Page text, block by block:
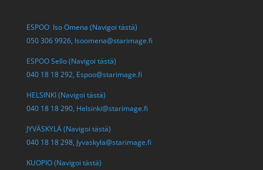
ESPOO Iso Omena (Navigoi tästä)
050 306 9926, Isoomena@starimage.fi
ESPOO Sello (Navigoi tästä)
040 18 18 292, Espoo@starimage.fi
HELSINKI (Navigoi tästä)
040 18 18 290, Helsinki@starimage.fi
JYVÄSKYLÄ (Navigoi tästä)
040 18 18 298, Jyvaskyla@starimage.fi
KUOPIO (Navigoi tästä)